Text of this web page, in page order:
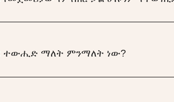
ተውሒድ ማለት ምንማለት ነው?